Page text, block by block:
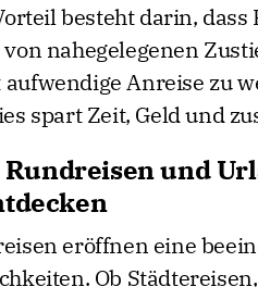
besteht darin,
nahegelegenen
Anreise zu
spart Zeit, Geld und
Rundreisen und
eröffnen eine
Ob